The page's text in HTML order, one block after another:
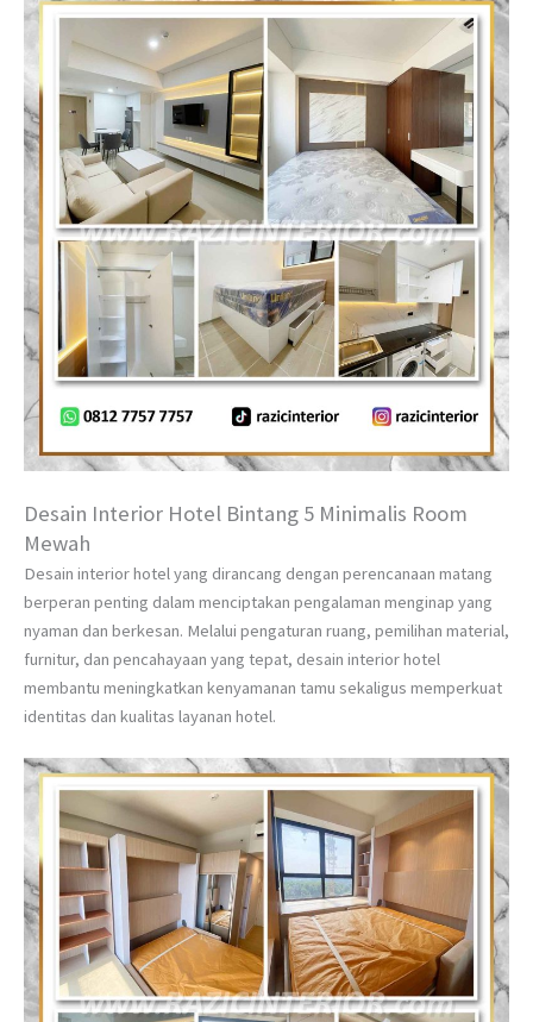
Desain Interior Hotel Bintang 5 Minimalis Room
Mewah
Desain interior hotel yang dirancang dengan perencanaan matang
berperan penting dalam menciptakan pengalaman menginap yang
nyaman dan berkesan. Melalui pengaturan ruang, pemilihan material,
furnitur, dan pencahayaan yang tepat, desain interior hotel
membantu meningkatkan kenyamanan tamu sekaligus memperkuat
identitas dan kualitas layanan hotel.